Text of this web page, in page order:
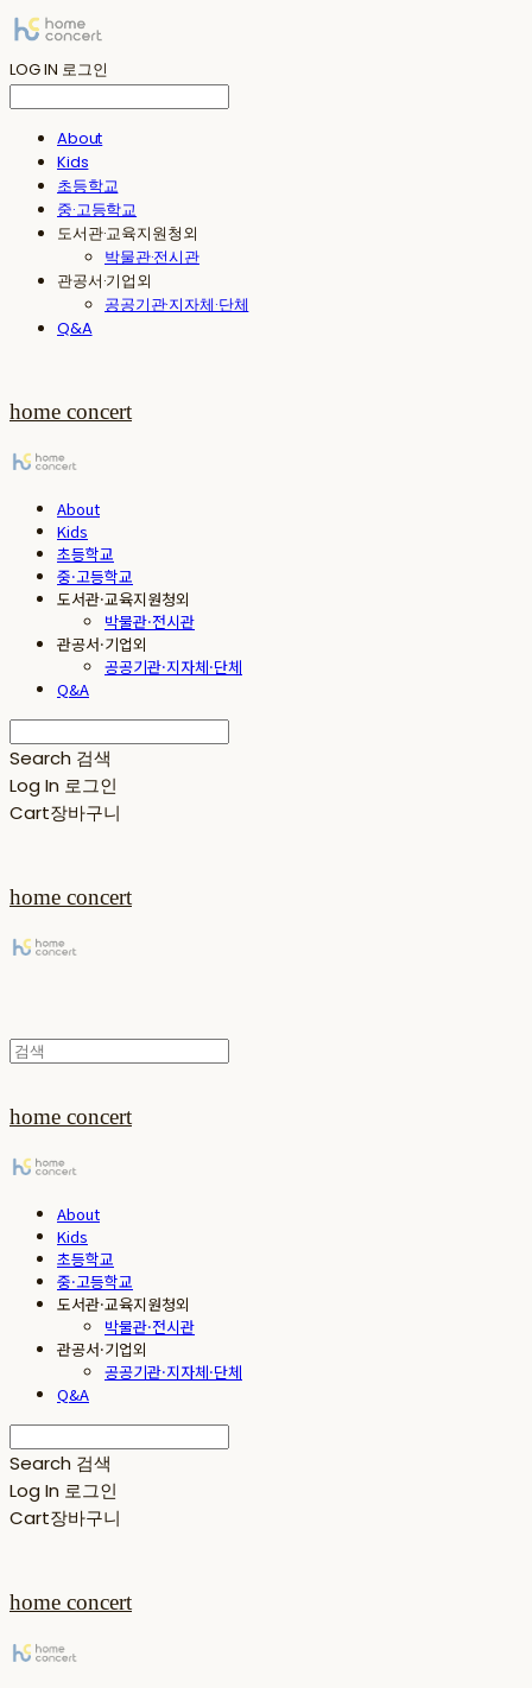
LOG IN 로그인
About
Kids
초등학교
중·고등학교
도서관·교육지원청외
박물관·전시관
관공서·기업외
공공기관·지자체·단체
Q&A
home concert
About
Kids
초등학교
중·고등학교
도서관·교육지원청외
박물관·전시관
관공서·기업외
공공기관·지자체·단체
Q&A
Search 검색
Log In 로그인
Cart장바구니
home concert
home concert
About
Kids
초등학교
중·고등학교
도서관·교육지원청외
박물관·전시관
관공서·기업외
공공기관·지자체·단체
Q&A
Search 검색
Log In 로그인
Cart장바구니
home concert